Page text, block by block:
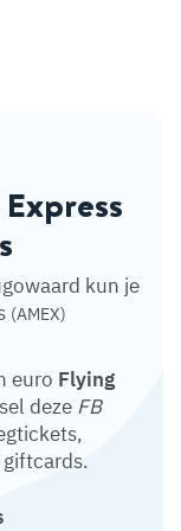
kun je
(AMEX)
euro Flying
deze FB